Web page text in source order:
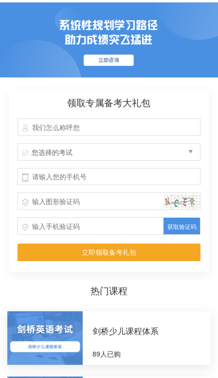
领取专属备考大礼包
您选择的考试
获取验证码
立即领取备考礼包
热门课程
剑桥少儿课程体系
89人已购